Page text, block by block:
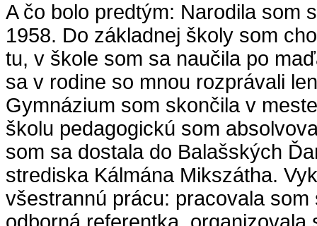
A čo bolo predtým: Narodila som
1958. Do základnej školy som
tu, v škole som sa naučila po
sa v rodine so mnou rozprávali
Gymnázium som skončila v
školu pedagogickú som
som sa dostala do Balašských
strediska Kálmána Mikszátha.
všestrannú prácu: pracovala